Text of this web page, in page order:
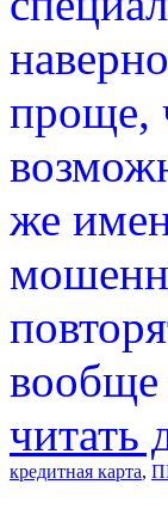
проще,
же
вообще
читать
кредитная карта,